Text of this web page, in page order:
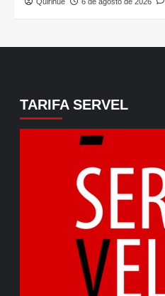
Quirihue 6 de agosto de 2026
TARIFA SERVEL